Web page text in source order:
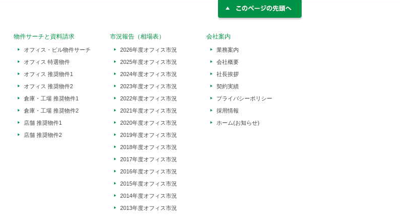
物件サーチと資料請求
オフィス・ビル物件サーチ
オフィス 特選物件
オフィス 推奨物件1
オフィス 推奨物件2
倉庫・工場 推奨物件1
倉庫・工場 推奨物件2
店舗 推奨物件1
店舗 推奨物件2
市況報告（相場表）
2026年度オフィス市況
2025年度オフィス市況
2024年度オフィス市況
2023年度オフィス市況
2022年度オフィス市況
2021年度オフィス市況
2020年度オフィス市況
2019年度オフィス市況
2018年度オフィス市況
2017年度オフィス市況
2016年度オフィス市況
2015年度オフィス市況
2014年度オフィス市況
2013年度オフィス市況
会社案内
業務案内
会社概要
社長挨拶
契約実績
プライバシーポリシー
採用情報
ホーム(お知らせ)